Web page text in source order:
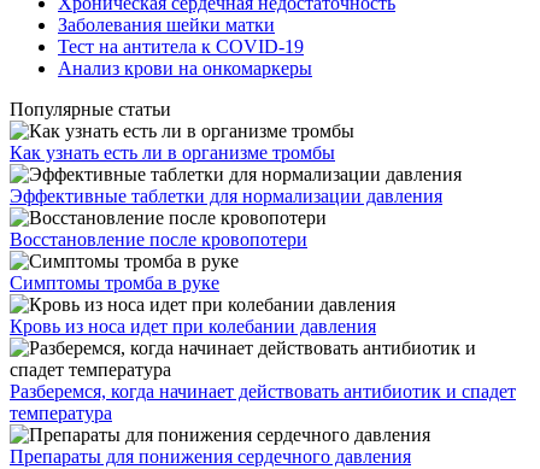
Заболевания шейки матки
Тест на антитела к COVID-19
Анализ крови на онкомаркеры
Популярные статьи
Как узнать есть ли в организме тромбы
Эффективные таблетки для нормализации давления
Восстановление после кровопотери
Симптомы тромба в руке
Кровь из носа идет при колебании давления
Разберемся, когда начинает действовать антибиотик и спадет
температура
Препараты для понижения сердечного давления